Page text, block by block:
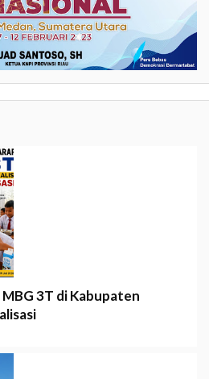
3T di Kabupaten